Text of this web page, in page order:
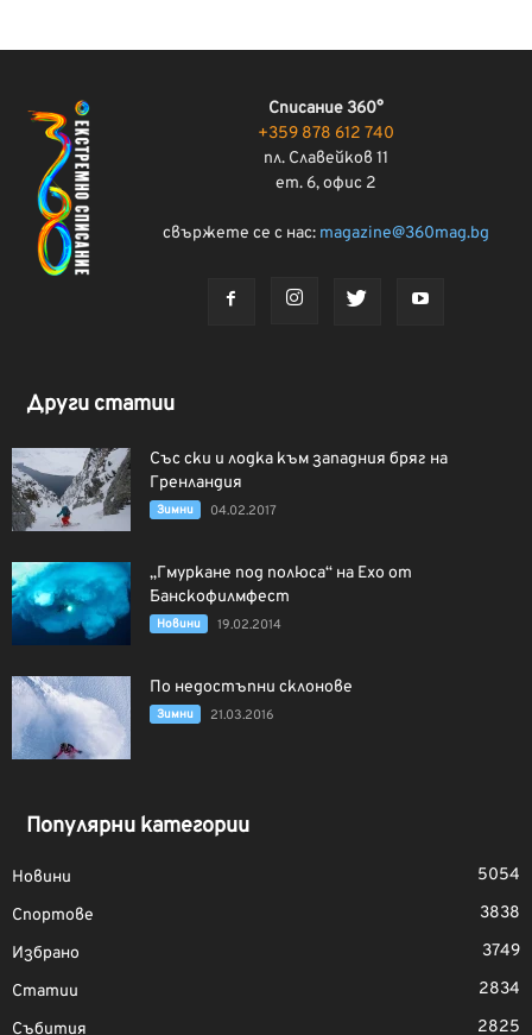
Списание 360°
+359 878 612 740
пл. Славейков 11
ет. 6, офис 2
свържете се с нас: magazine@360mag.bg
Други статии
Със ски и лодка към западния бряг на
Гренландия
Зимни 04.02.2017
„Гмуркане под полюса“ на Ехо от
Банскофилмфест
Новини 19.02.2014
По недостъпни склонове
Зимни 21.03.2016
Популярни категории
Новини
5054
Спортове
3838
Избрано
3749
Статии
2834
Събития
2825